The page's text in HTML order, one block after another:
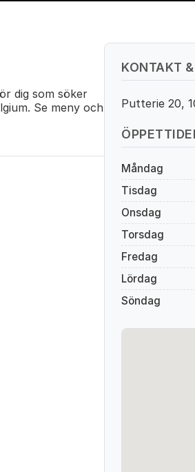
dig som söker
Se meny och
KONTAKT
Putterie 20,
Måndag
Tisdag
Onsdag
Torsdag
Fredag
Lördag
Söndag